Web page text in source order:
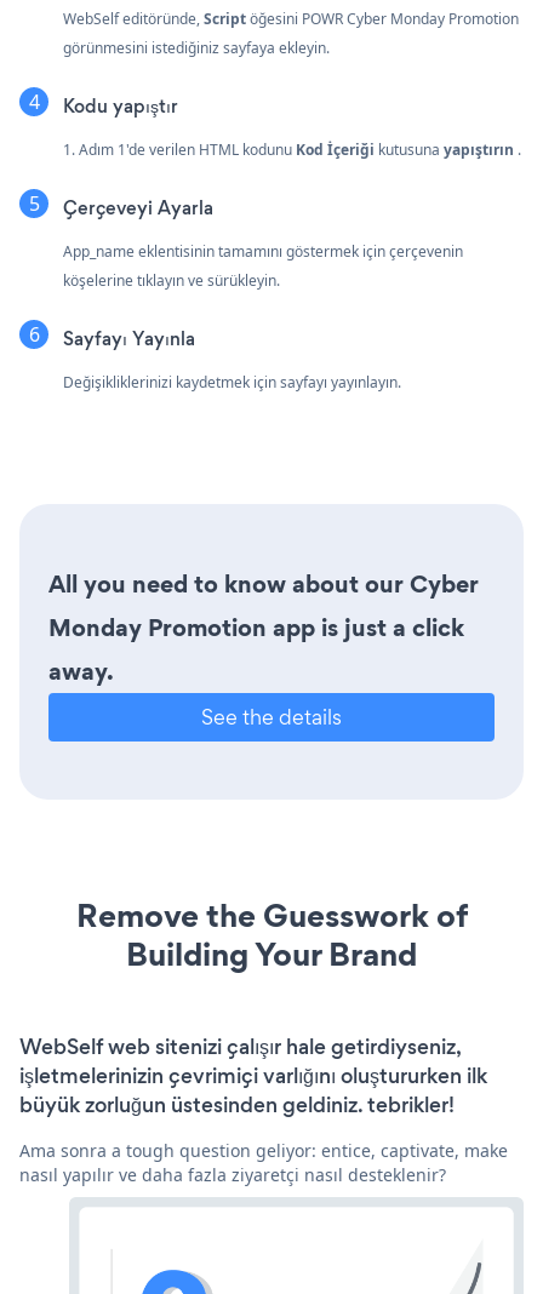
WebSelf editöründe,Scriptöğesini POWR Cyber Monday Promotion
görünmesini istediğiniz sayfaya ekleyin.
Kodu yapıştır
1. Adım 1'de verilen HTML kodunu Kod İçeriği kutusuna yapıştırın .
Çerçeveyi Ayarla
App_name eklentisinin tamamını göstermek için çerçevenin
köşelerine tıklayın ve sürükleyin.
Sayfayı Yayınla
Değişikliklerinizi kaydetmek için sayfayı yayınlayın.
All you need to know about our Cyber
Monday Promotion app is just a click
away.
See the details
Remove the Guesswork of
Building Your Brand
WebSelf web sitenizi çalışır hale getirdiyseniz,
işletmelerinizin çevrimiçi varlığını oluştururken ilk
büyük zorluğun üstesinden geldiniz. tebrikler!
Ama sonra a tough question geliyor: entice, captivate, make
nasıl yapılır ve daha fazla ziyaretçi nasıl desteklenir?